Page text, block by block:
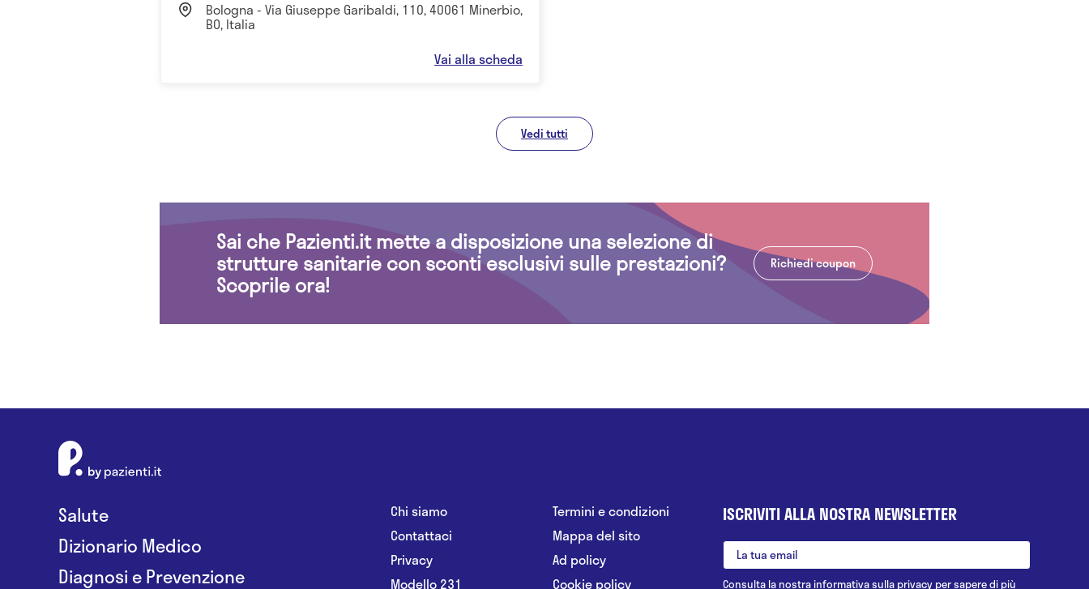
Bologna - Via Giuseppe Garibaldi, 110, 40061 Minerbio,
BO, Italia
Vai alla scheda
Vedi tutti
Sai che Pazienti.it mette a disposizione una selezione di
strutture sanitarie con sconti esclusivi sulle prestazioni?
Scoprile ora!
Richiedi coupon
Salute
Dizionario Medico
Diagnosi e Prevenzione
Chi siamo
Contattaci
Privacy
Modello 231
Termini e condizioni
Mappa del sito
Ad policy
Cookie policy
ISCRIVITI ALLA NOSTRA NEWSLETTER
Consulta la nostrainformativa sulla privacy per sapere di più